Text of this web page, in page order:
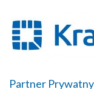
Partner Prywatny